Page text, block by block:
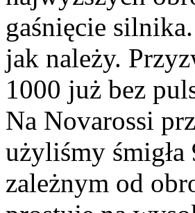
gaśnięcie
jak należy.
1000 już bez
Na Novarossi
użyliśmy
zależnym od